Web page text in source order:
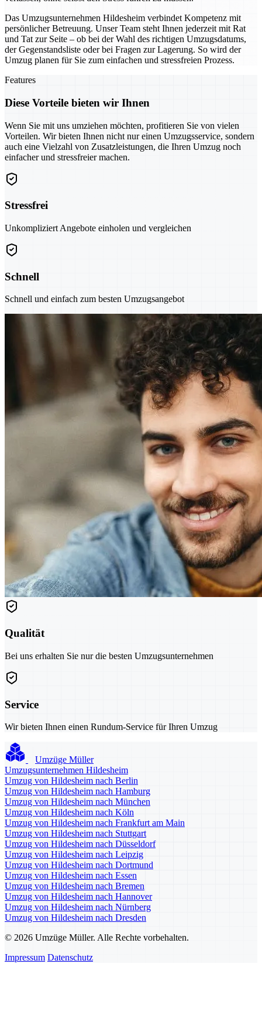
Das Umzugsunternehmen Hildesheim verbindet Kompetenz mit
persönlicher Betreuung. Unser Team steht Ihnen jederzeit mit Rat
und Tat zur Seite – ob bei der Wahl des richtigen Umzugsdatums,
der Gegenstandsliste oder bei Fragen zur Lagerung. So wird der
Umzug planen für Sie zum einfachen und stressfreien Prozess.
Features
Diese Vorteile bieten wir Ihnen
Wenn Sie mit uns umziehen möchten, profitieren Sie von vielen
Vorteilen. Wir bieten Ihnen nicht nur einen Umzugsservice, sondern
auch eine Vielzahl von Zusatzleistungen, die Ihren Umzug noch
einfacher und stressfreier machen.
Stressfrei
Unkompliziert Angebote einholen und vergleichen
Schnell
Schnell und einfach zum besten Umzugsangebot
Qualität
Bei uns erhalten Sie nur die besten Umzugsunternehmen
Service
Wir bieten Ihnen einen Rundum-Service für Ihren Umzug
Umzüge Müller
Umzugsunternehmen Hildesheim
Umzug von Hildesheim nach Berlin
Umzug von Hildesheim nach Hamburg
Umzug von Hildesheim nach München
Umzug von Hildesheim nach Köln
Umzug von Hildesheim nach Frankfurt am Main
Umzug von Hildesheim nach Stuttgart
Umzug von Hildesheim nach Düsseldorf
Umzug von Hildesheim nach Leipzig
Umzug von Hildesheim nach Dortmund
Umzug von Hildesheim nach Essen
Umzug von Hildesheim nach Bremen
Umzug von Hildesheim nach Hannover
Umzug von Hildesheim nach Nürnberg
Umzug von Hildesheim nach Dresden
© 2026 Umzüge Müller. Alle Rechte vorbehalten.
Impressum Datenschutz